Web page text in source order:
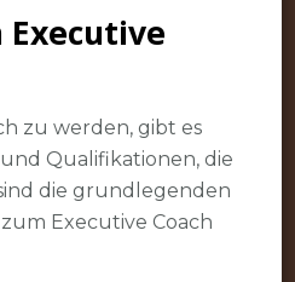
zu werden, gibt es
Qualifikationen, die
die grundlegenden
Executive Coach